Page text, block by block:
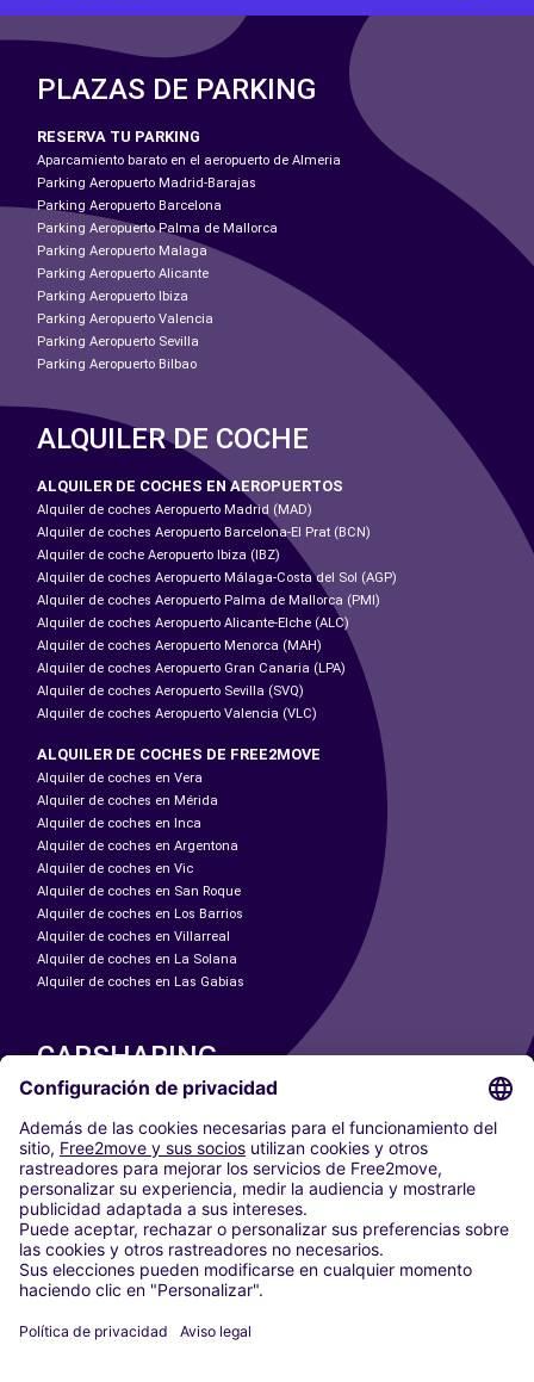
PLAZAS DE PARKING
RESERVA TU PARKING
Aparcamiento barato en el aeropuerto de Almeria
Parking Aeropuerto Madrid-Barajas
Parking Aeropuerto Barcelona
Parking Aeropuerto Palma de Mallorca
Parking Aeropuerto Malaga
Parking Aeropuerto Alicante
Parking Aeropuerto Ibiza
Parking Aeropuerto Valencia
Parking Aeropuerto Sevilla
Parking Aeropuerto Bilbao
ALQUILER DE COCHE
ALQUILER DE COCHES EN AEROPUERTOS
Alquiler de coches Aeropuerto Madrid (MAD)
Alquiler de coches Aeropuerto Barcelona-El Prat (BCN)
Alquiler de coche Aeropuerto Ibiza (IBZ)
Alquiler de coches Aeropuerto Málaga-Costa del Sol (AGP)
Alquiler de coches Aeropuerto Palma de Mallorca (PMI)
Alquiler de coches Aeropuerto Alicante-Elche (ALC)
Alquiler de coches Aeropuerto Menorca (MAH)
Alquiler de coches Aeropuerto Gran Canaria (LPA)
Alquiler de coches Aeropuerto Sevilla (SVQ)
Alquiler de coches Aeropuerto Valencia (VLC)
ALQUILER DE COCHES DE FREE2MOVE
Alquiler de coches en Vera
Alquiler de coches en Mérida
Alquiler de coches en Inca
Alquiler de coches en Argentona
Alquiler de coches en Vic
Alquiler de coches en San Roque
Alquiler de coches en Los Barrios
Alquiler de coches en Villarreal
Alquiler de coches en La Solana
Alquiler de coches en Las Gabias
CARSHARING
NUESTRAS CIUDADES
Paris
Madrid
Washington DC
Milán
Roma
Turín
Viena
Berlín
Düsseldorf